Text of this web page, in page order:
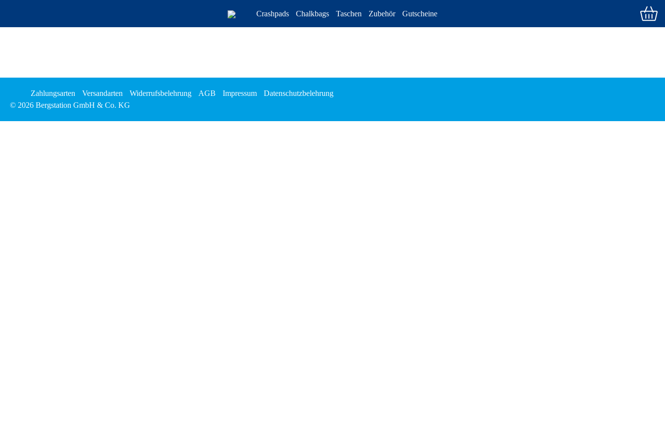
Crashpads Chalkbags Taschen Zubehör Gutscheine
Zahlungsarten Versandarten Widerrufsbelehrung AGB Impressum
Datenschutzbelehrung
© 2026 Bergstation GmbH & Co. KG